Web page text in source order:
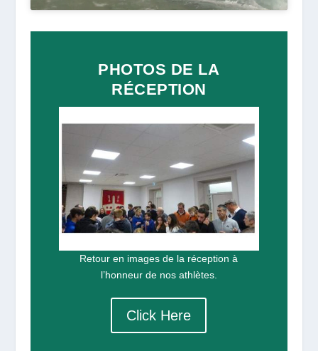
PHOTOS DE LA
RÉCEPTION
Retour en images de la réception à
l’honneur de nos athlètes.
Click Here